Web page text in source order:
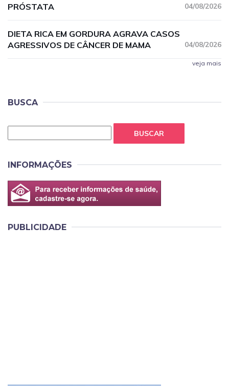
PRÓSTATA
04/08/2026
DIETA RICA EM GORDURA AGRAVA CASOS
AGRESSIVOS DE CÂNCER DE MAMA
04/08/2026
veja mais
BUSCA
BUSCAR
INFORMAÇÕES
PUBLICIDADE